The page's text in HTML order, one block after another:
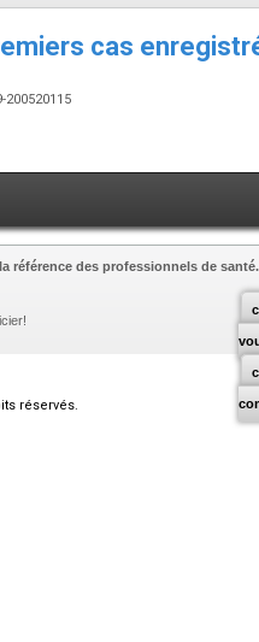
cas
200520115
référence des professionnels de santé.
réservés.